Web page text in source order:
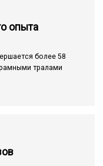
опыта
более 58
тралами